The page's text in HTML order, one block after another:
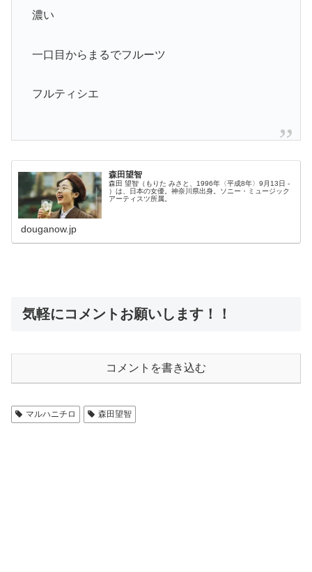
濃い
一口目からまるでフルーツ
フルティシエ
森田望智
森田 望智（もりた みさと、1996年〈平成8年〉9月13日 -
）は、日本の女優。神奈川県出身。ソニー・ミュージック
アーティスツ所属。
douganow.jp
気軽にコメントお願いします！！
コメントを書き込む
マルハニチロ 森田望智